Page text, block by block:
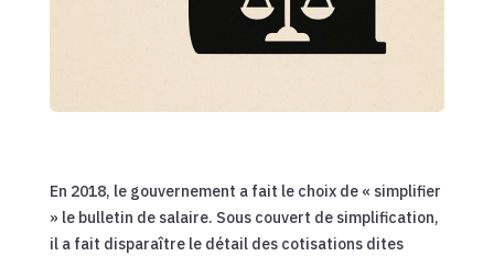
En 2018, le gouvernement a fait le choix de « simplifier
» le bulletin de salaire. Sous couvert de simplification,
il a fait disparaître le détail des cotisations dites